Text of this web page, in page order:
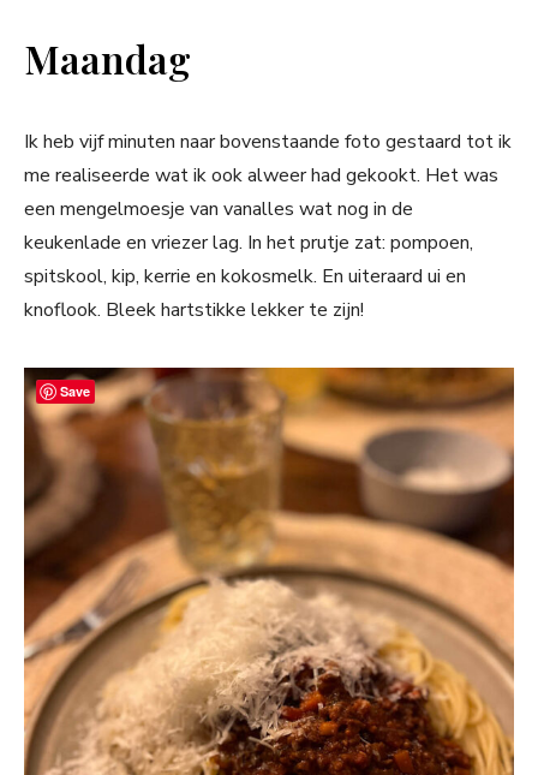
Maandag
Ik heb vijf minuten naar bovenstaande foto gestaard tot ik
me realiseerde wat ik ook alweer had gekookt. Het was
een mengelmoesje van vanalles wat nog in de
keukenlade en vriezer lag. In het prutje zat: pompoen,
spitskool, kip, kerrie en kokosmelk. En uiteraard ui en
knoflook. Bleek hartstikke lekker te zijn!
Save